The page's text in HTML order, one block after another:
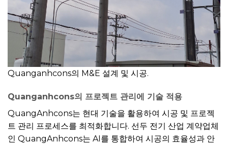
Quanganhcons의 M&E 설계 및 시공.
Quanganhcons의 프로젝트 관리에 기술 적용
QuangAnhcons는 현대 기술을 활용하여 시공 및 프로젝
트 관리 프로세스를 최적화합니다. 선두 전기 산업 계약업체
인 QuangAnhcons는 AI를 통합하여 시공의 효율성과 안